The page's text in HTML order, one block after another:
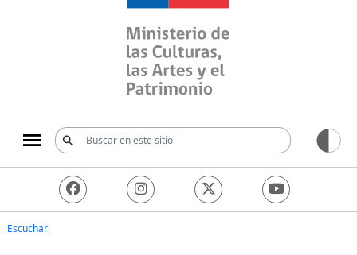
Ministerio de las
Escuchar